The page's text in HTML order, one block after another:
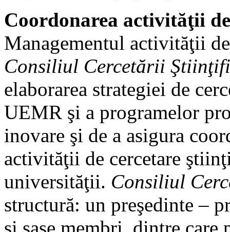
Coordonarea activităţii
Managementul activităţii
Consiliul Cercetării
elaborarea strategiei de
UEMR şi a programelor
inovare şi de a asigura
activităţii de cercetare
universităţii. Consiliul
structură: un preşedinte –
şi şase membri, dintre care